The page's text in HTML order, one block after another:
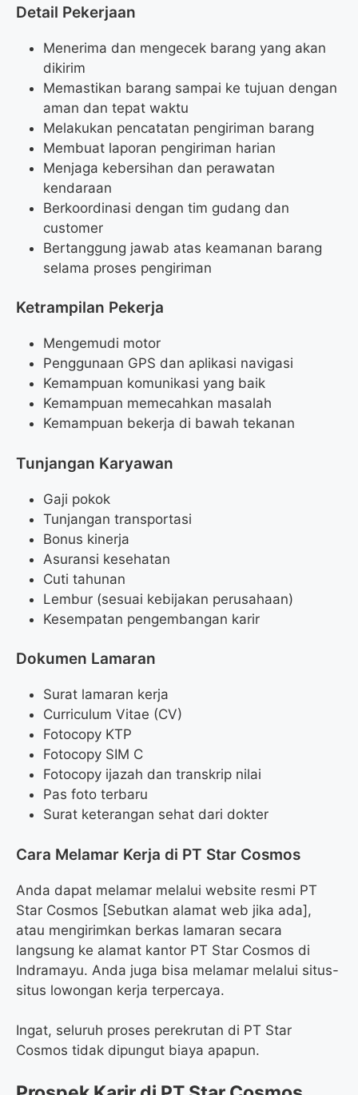
Detail Pekerjaan
Menerima dan mengecek barang yang akan
dikirim
Memastikan barang sampai ke tujuan dengan
aman dan tepat waktu
Melakukan pencatatan pengiriman barang
Membuat laporan pengiriman harian
Menjaga kebersihan dan perawatan
kendaraan
Berkoordinasi dengan tim gudang dan
customer
Bertanggung jawab atas keamanan barang
selama proses pengiriman
Ketrampilan Pekerja
Mengemudi motor
Penggunaan GPS dan aplikasi navigasi
Kemampuan komunikasi yang baik
Kemampuan memecahkan masalah
Kemampuan bekerja di bawah tekanan
Tunjangan Karyawan
Gaji pokok
Tunjangan transportasi
Bonus kinerja
Asuransi kesehatan
Cuti tahunan
Lembur (sesuai kebijakan perusahaan)
Kesempatan pengembangan karir
Dokumen Lamaran
Surat lamaran kerja
Curriculum Vitae (CV)
Fotocopy KTP
Fotocopy SIM C
Fotocopy ijazah dan transkrip nilai
Pas foto terbaru
Surat keterangan sehat dari dokter
Cara Melamar Kerja di PT Star Cosmos
Anda dapat melamar melalui website resmi PT
Star Cosmos [Sebutkan alamat web jika ada],
atau mengirimkan berkas lamaran secara
langsung ke alamat kantor PT Star Cosmos di
Indramayu. Anda juga bisa melamar melalui situs-
situs lowongan kerja terpercaya.
Ingat, seluruh proses perekrutan di PT Star
Cosmos tidak dipungut biaya apapun.